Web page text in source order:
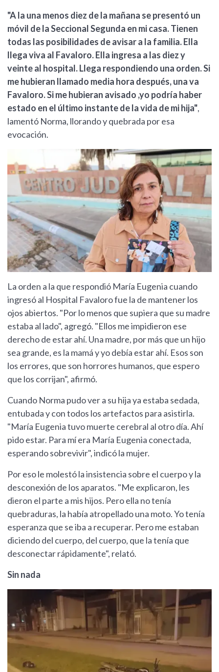
"A la una menos diez de la mañana se presentó un
móvil de la Seccional Segunda en mi casa. Tienen
todas las posibilidades de avisar a la familia. Ella
llega viva al Favaloro. Ella ingresa a las diez y
veinte al hospital. Llega respondiendo una orden. Si
me hubieran llamado media hora después, una va
Favaloro. Si me hubieran avisado ,yo podría haber
estado en el último instante de la vida de mi hija",
lamentó Norma, llorando y quebrada por esa
evocación.
La orden a la que respondió María Eugenia cuando
ingresó al Hospital Favaloro fue la de mantener los
ojos abiertos. "Por lo menos que supiera que su madre
estaba al lado", agregó. "Ellos me impidieron ese
derecho de estar ahí. Una madre, por más que un hijo
sea grande, es la mamá y yo debía estar ahí. Esos son
los errores, que son horrores humanos, que espero
que los corrijan", afirmó.
Cuando Norma pudo ver a su hija ya estaba sedada,
entubada y con todos los artefactos para asistirla.
"María Eugenia tuvo muerte cerebral al otro día. Ahí
pido estar. Para mí era María Eugenia conectada,
esperando sobrevivir", indicó la mujer.
Por eso le molestó la insistencia sobre el cuerpo y la
desconexión de los aparatos. "Me explicaron, les
dieron el parte a mis hijos. Pero ella no tenía
quebraduras, la había atropellado una moto. Yo tenía
esperanza que se iba a recuperar. Pero me estaban
diciendo del cuerpo, del cuerpo, que la tenía que
desconectar rápidamente", relató.
Sin nada